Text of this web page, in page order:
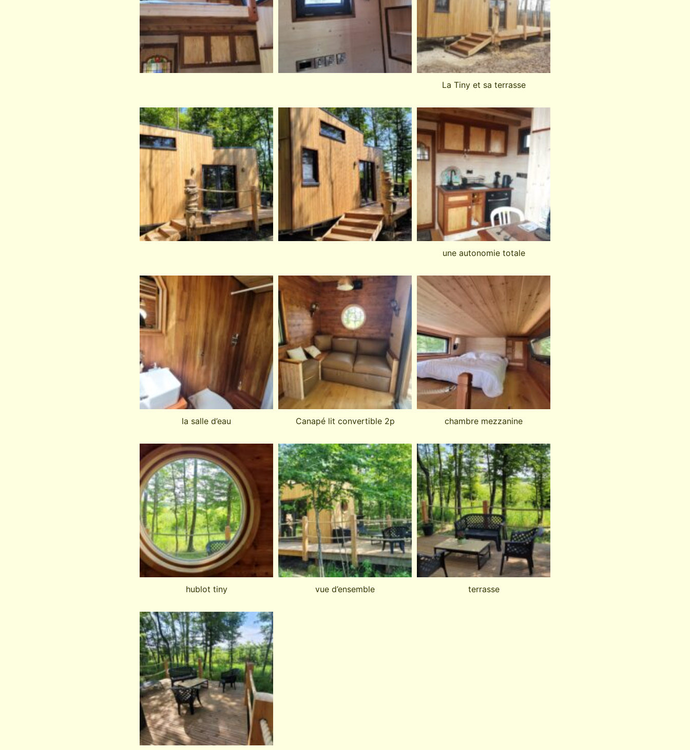
La Tiny et sa terrasse
une autonomie totale
la salle d’eau Canapé lit convertible 2p chambre mezzanine
hublot tiny vue d’ensemble terrasse